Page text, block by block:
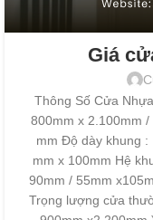
Giá
Thông Số Cửa
800mm x 2.100mm
mm Độ dày khung
mm x 100mm Hệ
90mm / 55mm
Trọng lượng cửa